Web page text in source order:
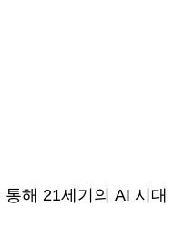
해 21세기의 AI 시대